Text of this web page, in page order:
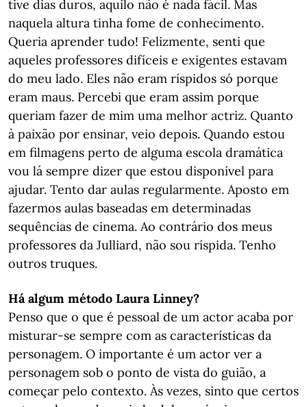
tive dias duros, aquilo não é nada fácil. Mas
naquela altura tinha fome de conhecimento.
Queria aprender tudo! Felizmente, senti que
aqueles professores difíceis e exigentes estavam
do meu lado. Eles não eram ríspidos só porque
eram maus. Percebi que eram assim porque
queriam fazer de mim uma melhor actriz. Quanto
à paixão por ensinar, veio depois. Quando estou
em filmagens perto de alguma escola dramática
vou lá sempre dizer que estou disponível para
ajudar. Tento dar aulas regularmente. Aposto em
fazermos aulas baseadas em determinadas
sequências de cinema. Ao contrário dos meus
professores da Julliard, não sou ríspida. Tenho
outros truques.
Há algum método Laura Linney?
Penso que o que é pessoal de um actor acaba por
misturar-se sempre com as características da
personagem. O importante é um actor ver a
personagem sob o ponto de vista do guião, a
começar pelo contexto. Às vezes, sinto que certos